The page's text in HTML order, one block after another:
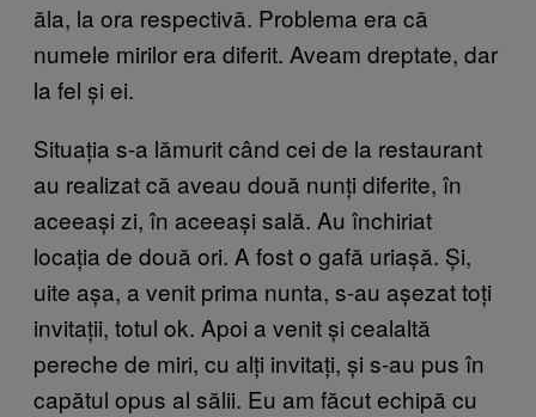
ăla, la ora respectivă. Problema era că
numele mirilor era diferit. Aveam dreptate, dar
la fel și ei.
Situația s-a lămurit când cei de la restaurant
au realizat că aveau două nunți diferite, în
aceeași zi, în aceeași sală. Au închiriat
locația de două ori. A fost o gafă uriașă. Și,
uite așa, a venit prima nunta, s-au așezat toți
invitații, totul ok. Apoi a venit și cealaltă
pereche de miri, cu alți invitați, și s-au pus în
capătul opus al sălii. Eu am făcut echipă cu